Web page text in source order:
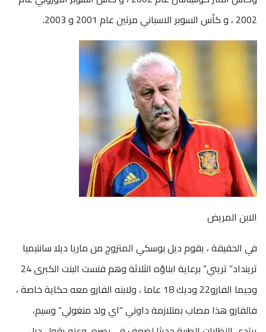
2002 ، و كأس السوبر الاسباني مرتين عام 2001 و 2003.
الابن المريض
في الحقيقة ، يقوم ديل بوسكي المتزوج من ماريا ديلا سانتيميا
ترينداد” تريني” برعاية ابناؤه الثلاثة وهم فنست البنت الكبرى 24
وجيما الفارو22 وديك 18 عاما ، ولابنه الفارو معه حكاية خاصة ،
فالفارو هذا مصاب بمتلازمة داوني “اي ولد منغولي” وسيم،